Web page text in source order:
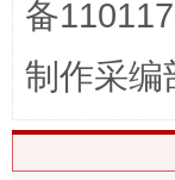
备
制作采编